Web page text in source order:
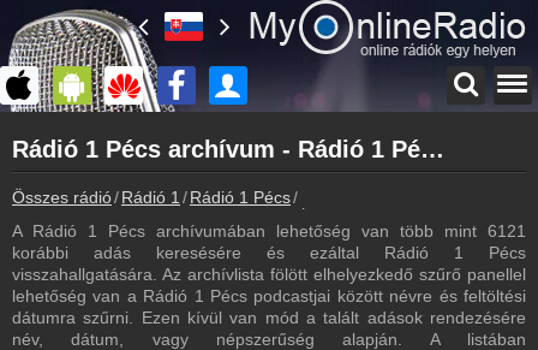
myonlineradio.hu
Rádió 1 Pécs
Vissza a Rádió 1 Pécs oldalára
Bejelentkezés
Hozz létre saját fiókot!
Most szól
Tudd meg mi szólt eddig
Rádió 1 Pécs archívum - Rádió 1 Pécs podcasts - Rádió 1 Pécs visszahallgatás
Összes rádió Rádió 1 Rádió 1 Pécs
A Rádió 1 Pécs archívumában lehetőség van több mint 6121
korábbi adás keresésére és ezáltal Rádió 1 Pécs
visszahallgatására. Az archívlista fölött elhelyezkedő szűrő panellel
lehetőség van a Rádió 1 Pécs podcastjai között névre és feltöltési
dátumra szűrni. Ezen kívül van mód a talált adások rendezésére
név, dátum, vagy népszerűség alapján. A listában